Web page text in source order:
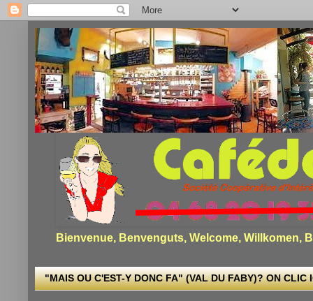
Bienvenue, Benvenguts, Welcome, Willkomen,
"MAIS OU C'EST-Y DONC FA" (VAL DU FABY)? ON CLIC